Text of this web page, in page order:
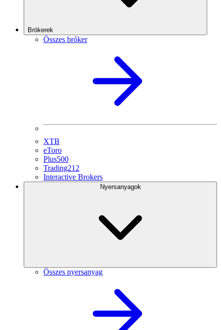
Brókerek
Összes bróker
XTB
eToro
Plus500
Trading212
Interactive Brokers
Nyersanyagok
Összes nyersanyag